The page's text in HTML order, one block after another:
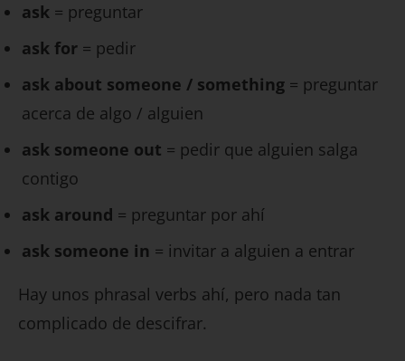
ask = preguntar
ask for = pedir
ask about someone / something = preguntar
acerca de algo / alguien
ask someone out = pedir que alguien salga
contigo
ask around = preguntar por ahí
ask someone in = invitar a alguien a entrar
Hay unos phrasal verbs ahí, pero nada tan
complicado de descifrar.